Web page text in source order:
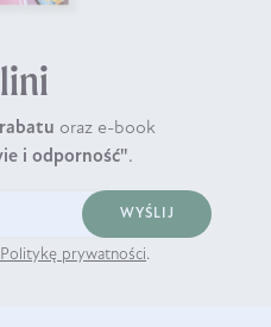
oraz e-book
i odporność".
WYŚLIJ
Politykę prywatności.